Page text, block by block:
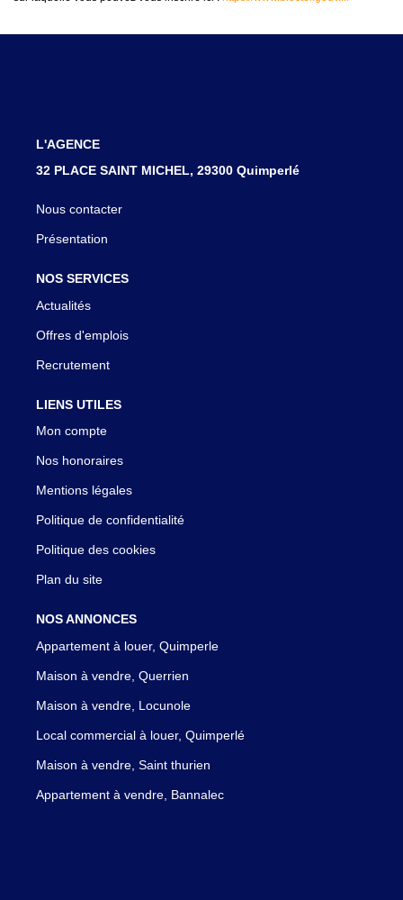
L'AGENCE
32 PLACE SAINT MICHEL, 29300 Quimperlé
Nous contacter
Présentation
NOS SERVICES
Actualités
Offres d'emplois
Recrutement
LIENS UTILES
Mon compte
Nos honoraires
Mentions légales
Politique de confidentialité
Politique des cookies
Plan du site
NOS ANNONCES
Appartement à louer, Quimperle
Maison à vendre, Querrien
Maison à vendre, Locunole
Local commercial à louer, Quimperlé
Maison à vendre, Saint thurien
Appartement à vendre, Bannalec